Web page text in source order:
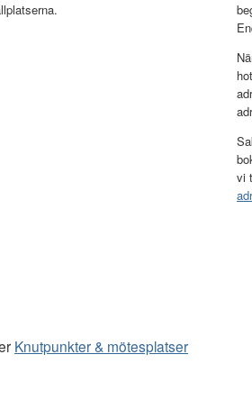
vi
Knutpunkter & mötesplatser